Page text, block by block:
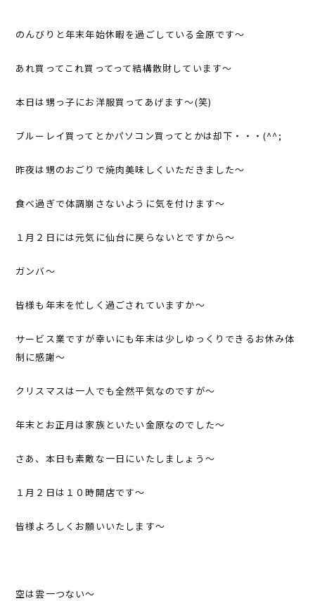
のんびりと年末年始休暇を過ごしている金原です～
あれ買ってこれ買ってって結構散財しています～
本日は甥っ子にお洋服買ってあげます～(笑)
ブルーレイ買ってとかパソコン買ってとかは却下・・・(^^;
昨夜は甥のおごりで焼肉美味しくいただきました～
食べ過ぎで体調崩さないように気を付けます～
１月２日には元気に仙台に戻らないとですから～
ガンバ～
皆様も年末を忙しく過ごされていますか～
サービス業ですが幸いにも年末は少しゆっくりできるお休み体
制に感謝～
クリスマスは一人でも全然平気なのですが～
年末とお正月は家族といたい金原なのでした～
さあ、本日も素敵な一日にいたしましょう～
１月２日は１０時開店です～
皆様よろしくお願いいたします～
空は雲一つない～